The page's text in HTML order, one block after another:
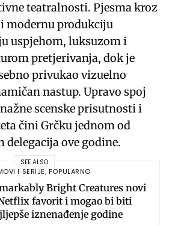
teatralnosti. Pjesma kroz
modernu produkciju
uspjehom, luksuzom i
pretjerivanja, dok je
privukao vizuelno
nastup. Upravo spoj
scenske prisutnosti i
čini Grčku jednom od
ove godine.
SEE ALSO
I SERIJE, POPULARNO
Bright Creatures novi
favorit i mogao bi biti
iznenađenje godine